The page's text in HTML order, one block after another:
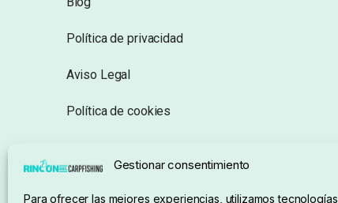
Gestionar consentimiento
Para ofrecer las mejores experiencias, utilizamos tecnologías
Política de privacidad
Aviso Legal
Política de cookies
Condiciones de compra